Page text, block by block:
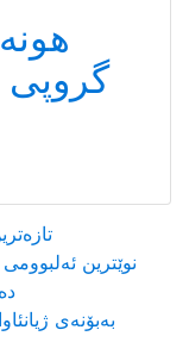
گروپی
بەبۆنەی